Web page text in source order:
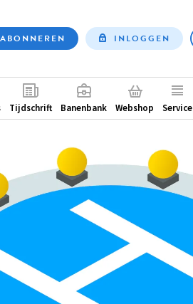
ABONNEREN INLOGGEN
Tijdschrift Banenbank Webshop Service